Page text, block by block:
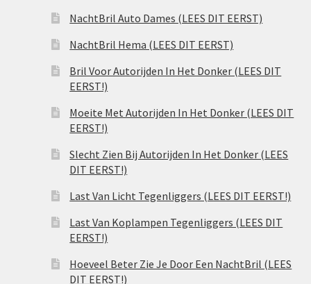
NachtBril Auto Dames (LEES DIT EERST)
NachtBril Hema (LEES DIT EERST)
Bril Voor Autorijden In Het Donker (LEES DIT
EERST!)
Moeite Met Autorijden In Het Donker (LEES DIT
EERST!)
Slecht Zien Bij Autorijden In Het Donker (LEES
DIT EERST!)
Last Van Licht Tegenliggers (LEES DIT EERST!)
Last Van Koplampen Tegenliggers (LEES DIT
EERST!)
Hoeveel Beter Zie Je Door Een NachtBril (LEES
DIT EERST!)